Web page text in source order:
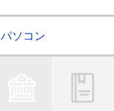
パソコン